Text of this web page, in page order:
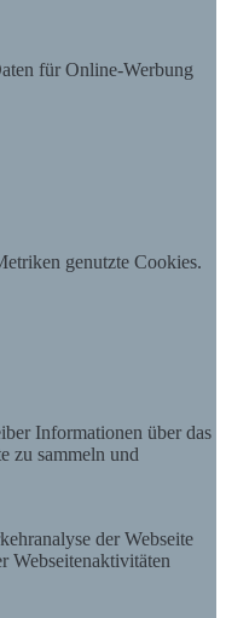
für Online-Werbung
genutzte Cookies.
Informationen über das
zu sammeln und
der Webseite
Webseitenaktivitäten